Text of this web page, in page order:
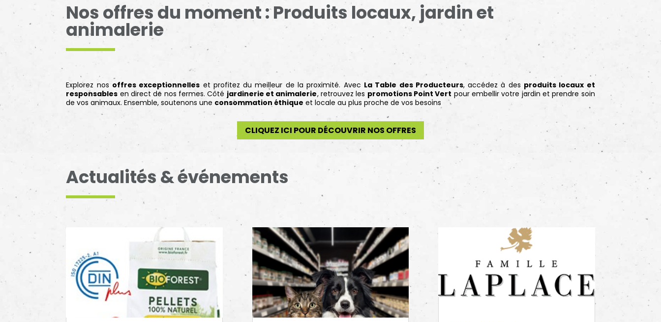
Nos offres du moment : Produits locaux, jardin et
animalerie
Explorez nos offres exceptionnelles et profitez du meilleur de la proximité. Avec La Table des Producteurs, accédez à des produits locaux et
responsables en direct de nos fermes. Côté jardinerie et animalerie, retrouvez les promotions Point Vert pour embellir votre jardin et prendre soin
de vos animaux. Ensemble, soutenons une consommation éthique et locale au plus proche de vos besoins
CLIQUEZ ICI POUR DÉCOUVRIR NOS OFFRES
Actualités & événements